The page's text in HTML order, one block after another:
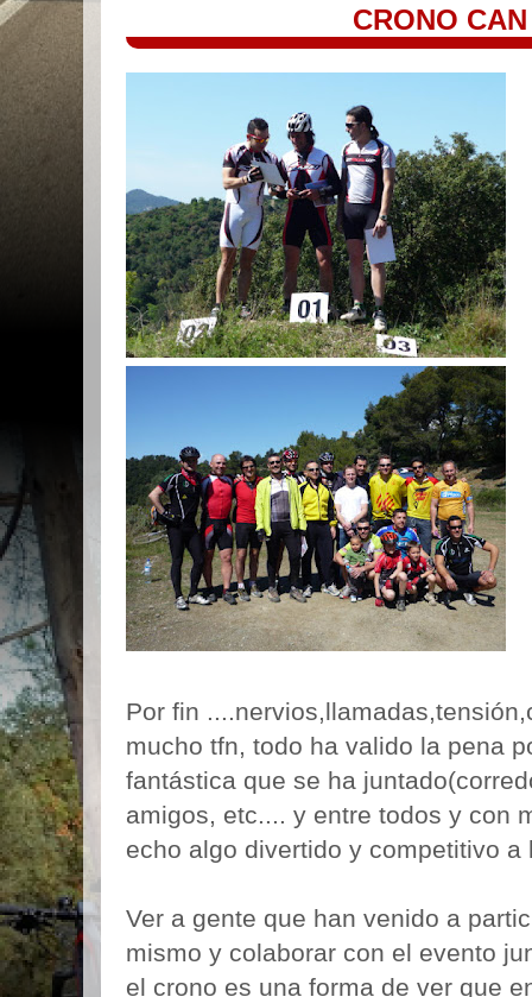
CRONO
Por fin
mucho tfn, todo ha valido la pena
fantástica que se ha
amigos, etc.... y entre todos y con
echo algo divertido y competitivo a
Ver a gente que han venido a
mismo y colaborar con el evento
el crono es una forma de ver que